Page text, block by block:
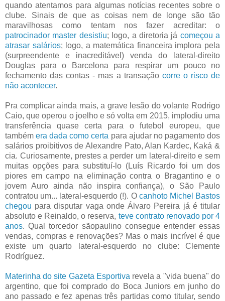
quando atentamos para algumas notícias recentes sobre o
clube. Sinais de que as coisas nem de longe são tão
maravilhosas como tentam nos fazer acreditar: o
patrocinador master desistiu; logo, a diretoria já começou a
atrasar salários; logo, a matemática financeira implora pela
(surpreendente e inacreditável) venda do lateral-direito
Douglas para o Barcelona para respirar um pouco no
fechamento das contas - mas a transação corre o risco de
não acontecer.
Pra complicar ainda mais, a grave lesão do volante Rodrigo
Caio, que operou o joelho e só volta em 2015, implodiu uma
transferência quase certa para o futebol europeu, que
tambémera dada como certa para ajudar no pagamento dos
salários proibitivos de Alexandre Pato, Alan Kardec, Kaká &
cia. Curiosamente, prestes a perder um lateral-direito e sem
muitas opções para substituí-lo (Luís Ricardo foi um dos
piores em campo na eliminação contra o Bragantino e o
jovem Auro ainda não inspira confiança), o São Paulo
contratou um... lateral-esquerdo (!). O canhoto Michel Bastos
chegou para disputar vaga onde Álvaro Pereira já é titular
absoluto e Reinaldo, o reserva, teve contrato renovado por 4
anos. Qual torcedor sãopaulino consegue entender essas
vendas, compras e renovações? Mas o mais incrível é que
existe um quarto lateral-esquerdo no clube: Clemente
Rodríguez.
Materinha do site Gazeta Esportiva revela a "vida buena" do
argentino, que foi comprado do Boca Juniors em junho do
ano passado e fez apenas três partidas como titular, sendo